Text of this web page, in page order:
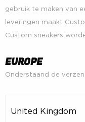
gebruik te maken van
leveringen maakt
Custom sneakers
EUROPE
Onderstaand de
United Kingdom